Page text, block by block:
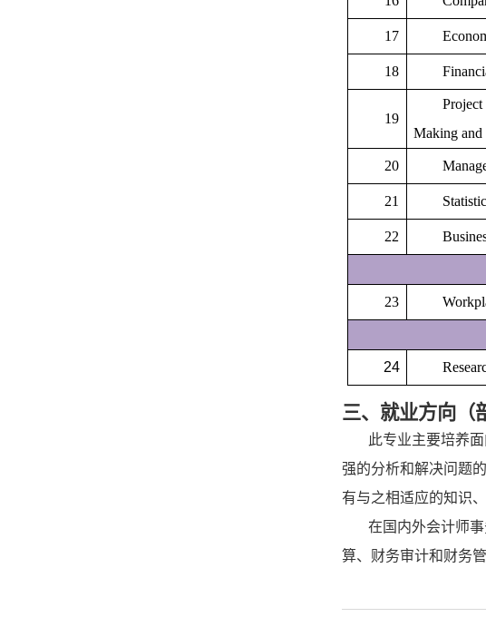
17
18
19
Project
Making and
20
21
22
23
24
三、就业方向（
此专业主要培养
强的分析和解决问题
有与之相适应的知识
在国内外会计师
算、财务审计和财务